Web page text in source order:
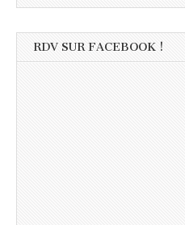
RDV SUR FACEBOOK !